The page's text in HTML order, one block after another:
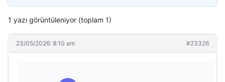
1 yazı görüntüleniyor (toplam 1)
23/05/2026: 8:10 am #23326